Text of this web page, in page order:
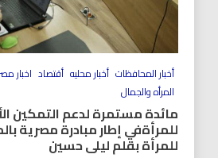
أخبار المحافظات أخبار محليه أقتصاد اخبار
المرأه والجمال
مائدة مستمرة لدعم التمكين
للمرأةفي إطار مبادرة مصرية
للمرأة بقلم ليلى حسين